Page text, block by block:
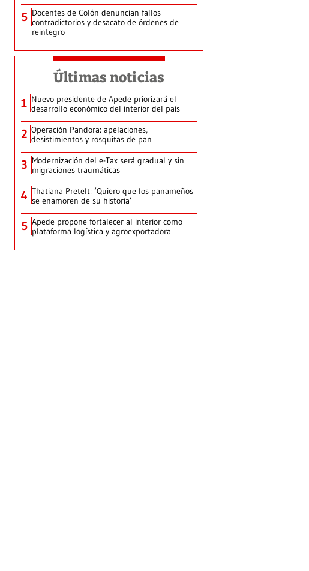
5 Docentes de Colón denuncian fallos
contradictorios y desacato de órdenes de
reintegro
Últimas noticias
1 Nuevo presidente de Apede priorizará el
desarrollo económico del interior del país
2 Operación Pandora: apelaciones,
desistimientos y rosquitas de pan
3 Modernización del e-Tax será gradual y sin
migraciones traumáticas
4 Thatiana Pretelt: ‘Quiero que los panameños
se enamoren de su historia’
5 Apede propone fortalecer al interior como
plataforma logística y agroexportadora